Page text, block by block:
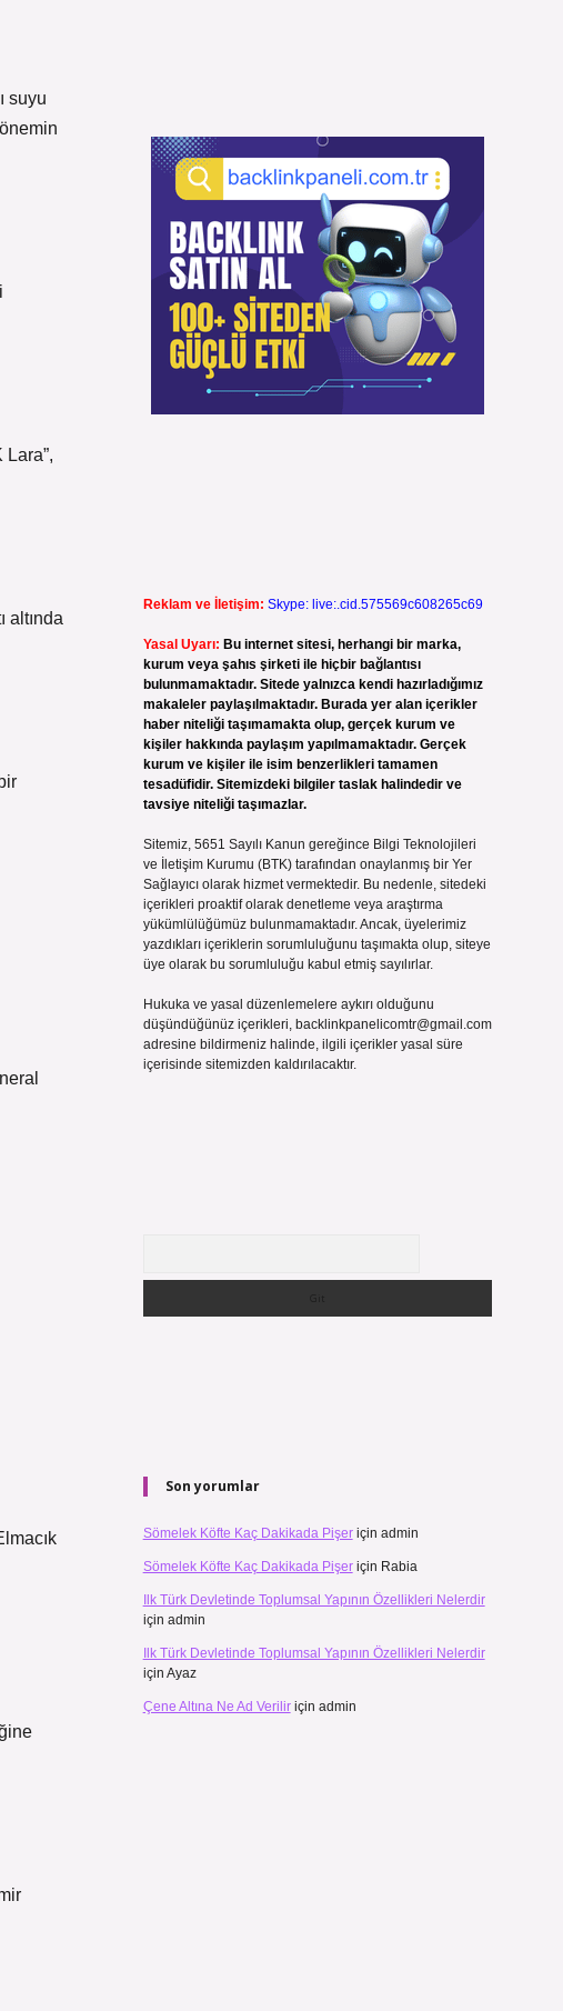
suyu
Lara”,
altında
Reklam ve İletişim: Skype: live:.cid.575569c608265c69
Yasal Uyarı: Bu internet sitesi, herhangi bir marka,
kurum veya şahıs şirketi ile hiçbir bağlantısı
bulunmamaktadır. Sitede yalnızca kendi hazırladığımız
makaleler paylaşılmaktadır. Burada yer alan içerikler
haber niteliği taşımamakta olup, gerçek kurum ve
kişiler hakkında paylaşım yapılmamaktadır. Gerçek
kurum ve kişiler ile isim benzerlikleri tamamen
tesadüfidir. Sitemizdeki bilgiler taslak halindedir ve
tavsiye niteliği taşımazlar.
Sitemiz, 5651 Sayılı Kanun gereğince Bilgi Teknolojileri
ve İletişim Kurumu (BTK) tarafından onaylanmış bir Yer
Sağlayıcı olarak hizmet vermektedir. Bu nedenle, sitedeki
içerikleri proaktif olarak denetleme veya araştırma
yükümlülüğümüz bulunmamaktadır. Ancak, üyelerimiz
yazdıkları içeriklerin sorumluluğunu taşımakta olup, siteye
üye olarak bu sorumluluğu kabul etmiş sayılırlar.
Hukuka ve yasal düzenlemelere aykırı olduğunu
düşündüğünüz içerikleri, backlinkpanelicomtr@gmail.com
adresine bildirmeniz halinde, ilgili içerikler yasal süre
içerisinde sitemizden kaldırılacaktır.
Son yorumlar
Sömelek Köfte Kaç Dakikada Pişeriçin admin
Sömelek Köfte Kaç Dakikada Pişeriçin Rabia
Ilk Türk Devletinde Toplumsal Yapının Özellikleri Nelerdir
için admin
Ilk Türk Devletinde Toplumsal Yapının Özellikleri Nelerdir
için Ayaz
Çene Altına Ne Ad Veriliriçin admin